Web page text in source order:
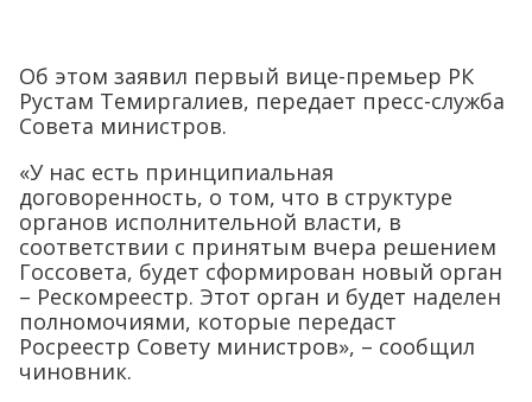
Об этом заявил первый вице-премьер РК
Рустам Темиргалиев, передает пресс-служба
Совета министров.
«У нас есть принципиальная
договоренность, о том, что в структуре
органов исполнительной власти, в
соответствии с принятым вчера решением
Госсовета, будет сформирован новый орган
– Рескомреестр. Этот орган и будет наделен
полномочиями, которые передаст
Росреестр Совету министров», – сообщил
чиновник.